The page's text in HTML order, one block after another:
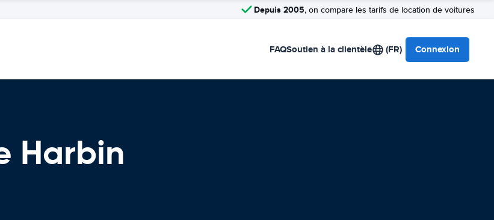
Depuis 2005, on compare les tarifs de location de voitures
FAQSoutien à la clientèle (FR) Connexion
Harbin